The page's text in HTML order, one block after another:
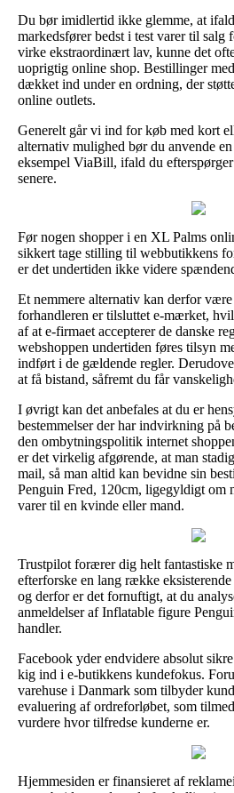
Du bør imidlertid ikke glemme, at
markedsfører bedst i test varer til salg
virke ekstraordinært lav, kunne det
uoprigtig online shop. Bestillinger
dækket ind under en ordning, der
online outlets.
Generelt går vi ind for køb med kort
alternativ mulighed bør du anvende
eksempel ViaBill, ifald du
senere.
Før nogen shopper i en XL Palms
sikkert tage stilling til webbutikkens
er det undertiden ikke videre
Et nemmere alternativ kan derfor
forhandleren er tilsluttet e-mærket,
af at e-firmaet accepterer de danske
webshoppen undertiden føres tilsyn
indført i de gældende regler.
at få bistand, såfremt du får
I øvrigt kan det anbefales at du er
bestemmelser der har indvirkning på
den ombytningspolitik internet
er det virkelig afgørende, at man
mail, så man altid kan bevidne sin
Penguin Fred, 120cm, ligegyldigt om
varer til en kvinde eller mand.
Trustpilot forærer dig helt fantastiske
efterforske en lang række
og derfor er det fornuftigt, at du
anmeldelser af Inflatable figure
handler.
Facebook yder endvidere absolut
kig ind i e-butikkens kundefokus.
varehuse i Danmark som tilbyder
evaluering af ordreforløbet, som
vurdere hvor tilfredse kunderne er.
Hjemmesiden er finansieret af